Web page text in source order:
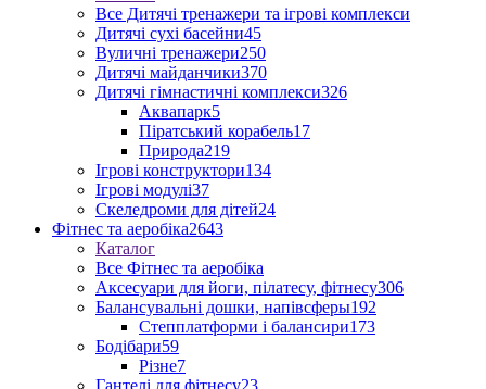
Все Дитячі тренажери та ігрові комплекси
Дитячі сухі басейни45
Вуличні тренажери250
Дитячі майданчики370
Дитячі гімнастичні комплекси326
Аквапарк5
Піратський корабель17
Природа219
Ігрові конструктори134
Ігрові модулі37
Скеледроми для дітей24
Фітнес та аеробіка2643
Каталог
Все Фітнес та аеробіка
Аксесуари для йоги, пілатесу, фітнесу306
Балансувальні дошки, напівсферы192
Степплатформи і балансири173
Бодібари59
Різне7
Гантелі для фітнесу23